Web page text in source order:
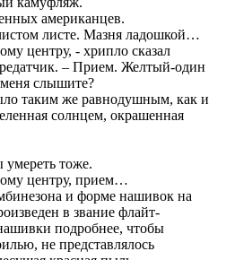
американцев.
листе. Мазня ладошкой…
центру, - хрипло сказал
– Прием. Желтый-один
слышите?
таким же равнодушным, как и
солнцем, окрашенная
тоже.
центру, прием…
и форме нашивок на
в звание флайт-
подробнее, чтобы
не представлялось